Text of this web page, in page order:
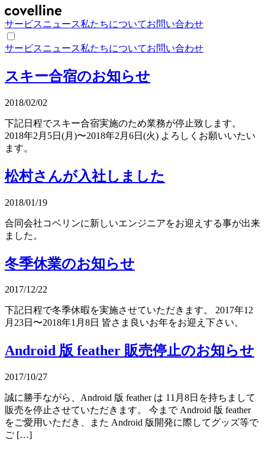
サービスニュース私たちについてお問い合わせ
サービスニュース私たちについてお問い合わせ
スキー合宿のお知らせ
2018/02/02
下記日程でスキー合宿実施のため業務が停止致します。
2018年2月5日(月)〜2018年2月6日(火) よろしくお願いいたい
ます。
松村さんが入社しました
2018/01/19
合同会社コベリンに新しいエンジニアをお迎えする事が出来
ました。
冬季休業のお知らせ
2017/12/22
下記日程で冬季休暇を実施させていただきます。 2017年12
月23日〜2018年1月8日 皆さま良いお年をお迎え下さい。
Android 版 feather 販売停止のお知らせ
2017/10/27
誠に勝手ながら、Android 版 feather は 11月8日を持ちまして
販売を停止させていただきます。 今まで Android 版 feather
をご愛用いただき、また Android 版開発に際してグッズ等で
ご […]